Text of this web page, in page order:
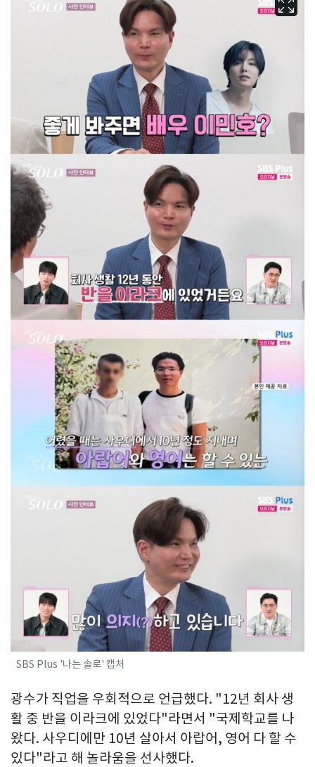
SBS Plus '나는 솔로' 캡처
광수가 직업을 우회적으로 언급했다. "12년 회사 생
활 중 반을 이라크에 있었다"라면서 "국제학교를 나
왔다. 사우디에만 10년 살아서 아랍어, 영어 다 할 수
있다"라고 해 놀라움을 선사했다.